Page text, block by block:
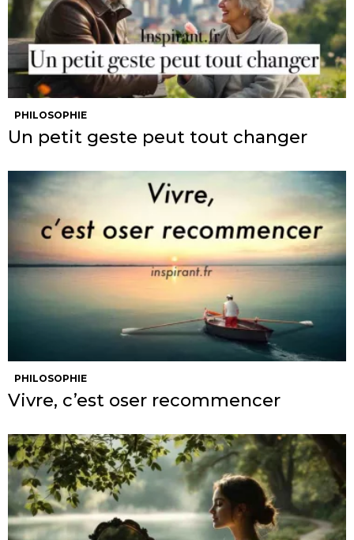
PHILOSOPHIE
Un petit geste peut tout changer
PHILOSOPHIE
Vivre, c’est oser recommencer